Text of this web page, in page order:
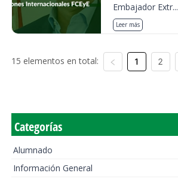
Embajador Extr...
Leer más
15 elementos en total: 1 2
Categorías
Alumnado
Información General